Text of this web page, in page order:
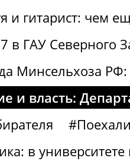
и гитарист: чем
в ГАУ Северного
Минсельхоза
и власть:
в